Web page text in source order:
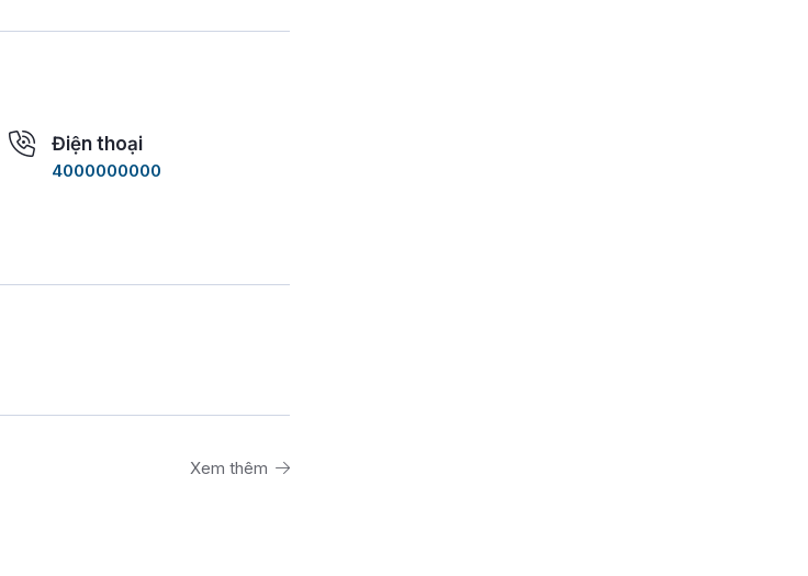
Điện thoại
4000000000
Xem thêm